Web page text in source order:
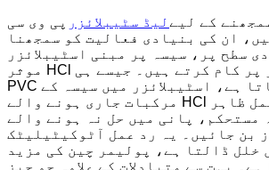
کے لیے لیڈ سٹیبلائزر پی وی سی
ان کی بنیادی فعالیت کو سمجھنا
سطح پر، سیسہ پر مبنی اسٹیبلائزر
موثر HCl سکینجرز کے طور پر کام کرتے ہیں۔ جیسے ہی
PVC گرمی میں گل جاتا ہے، اسٹیبلائزر میں سیسہ کے
مرکبات جاری ہونے والے HCl کے ساتھ رد عمل ظاہر
مستحکم، پانی میں حل نہ ہونے والے
بن جائیں۔ یہ رد عمل آٹوکیٹیلیٹک
خلل ڈالتا ہے، پولیمر چین کی مزید
بہت سے متبادلات کے علاوہ جو چیز